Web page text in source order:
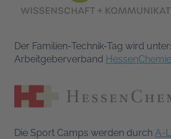
Der Familien-Technik-Tag wird
Arbeitgeberverband HessenChemie
Die Sport Camps werden durch A-